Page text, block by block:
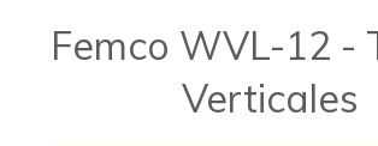
Femco WVL-12 -
Verticales